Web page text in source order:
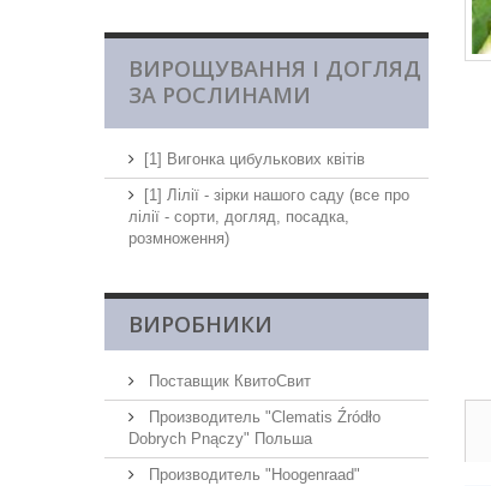
ВИРОЩУВАННЯ І ДОГЛЯД
ЗА РОСЛИНАМИ
[1] Вигонка цибулькових квітів
[1] Лілії - зірки нашого саду (все про
лілії - сорти, догляд, посадка,
розмноження)
ВИРОБНИКИ
Поставщик КвитоСвит
Производитель "Clematis Źródło
Dobrych Pnączy" Польша
Производитель "Hoogenraad"